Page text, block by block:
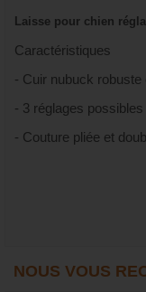
Laisse pour chien
Caractéristiques
- Cuir nubuck robuste
- 3 réglages
- Couture pliée et
NOUS VOUS